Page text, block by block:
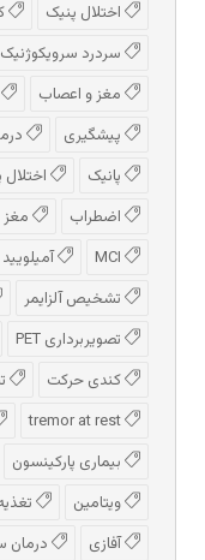
اختلال پنیک
سردرد سرویکوژنیک
مغز و اعصاب
پیشگیری
پانیک
اختلال
اضطراب
مغز
آمیلویید
تشخیص آلزایمر
تصویربرداری PET
کندی حرکت
بیماری پارکینسون
ویتامین
آفازی
درمان